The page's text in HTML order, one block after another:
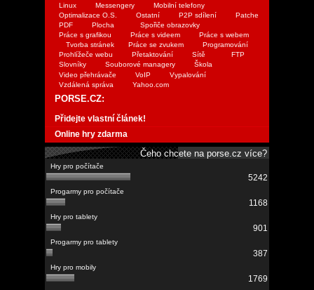
Linux
Messengery
Mobilní telefony
Optimalizace O.S.
Ostatní P2P sdílení
Patche
PDF
Plocha
Spořiče obrazovky
Práce s grafikou
Práce s videem
Práce s webem
Tvorba stránek
Práce se zvukem
Programování
Prohlížeče webu
Přetaktování Sítě
FTP
Slovníky
Souborové managery
Škola
Video přehrávače
VoIP
Vypalování
Vzdálená správa
Yahoo.com
PORSE.CZ:
Přidejte vlastní článek!
Online hry zdarma
Čeho chcete na porse.cz více?
5242
1168
901
387
1769